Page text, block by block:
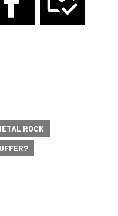
ROCK